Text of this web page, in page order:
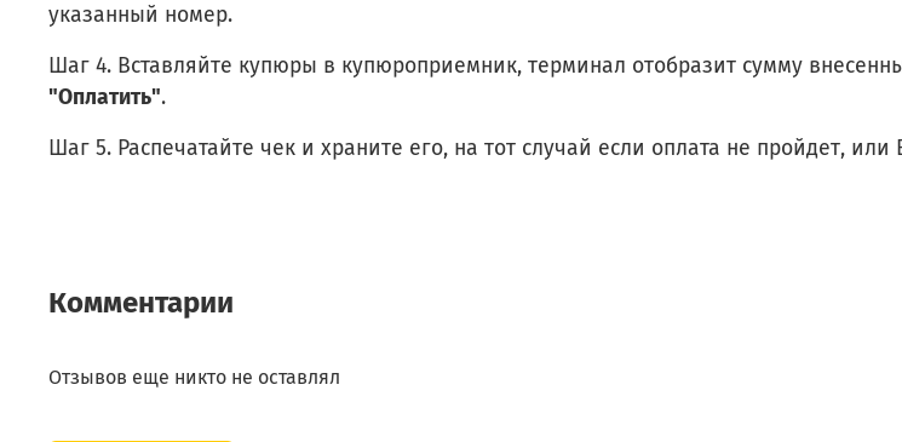
указанный номер.
Шаг 4. Вставляйте купюры в купюроприемник, терминал отобразит сумму
"Оплатить".
Шаг 5. Распечатайте чек и храните его, на тот случай если оплата не пройдет,
Комментарии
Отзывов еще никто не оставлял